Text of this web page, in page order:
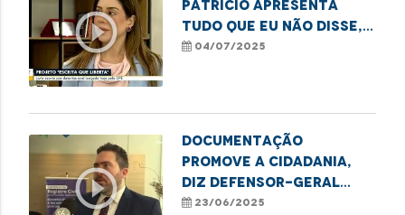
play_circle_outline
Patrício apresenta
Tudo Que Eu Não Disse,
livro do projeto
04/07/2025
play_circle_outline
Documentação
promove a cidadania,
diz defensor-geral
Gabriel Furtado sobre
23/06/2025